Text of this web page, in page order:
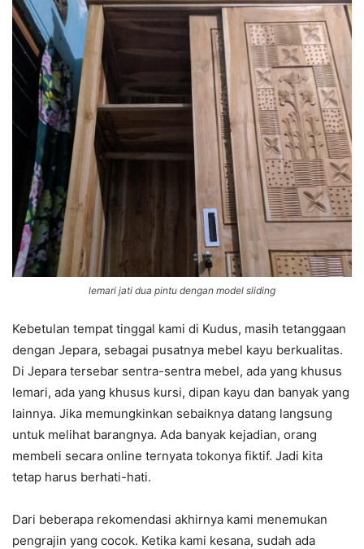
lemari jati dua pintu dengan model sliding
Kebetulan tempat tinggal kami di Kudus, masih tetanggaan
dengan Jepara, sebagai pusatnya mebel kayu berkualitas.
Di Jepara tersebar sentra-sentra mebel, ada yang khusus
lemari, ada yang khusus kursi, dipan kayu dan banyak yang
lainnya. Jika memungkinkan sebaiknya datang langsung
untuk melihat barangnya. Ada banyak kejadian, orang
membeli secara online ternyata tokonya fiktif. Jadi kita
tetap harus berhati-hati.
Dari beberapa rekomendasi akhirnya kami menemukan
pengrajin yang cocok. Ketika kami kesana, sudah ada